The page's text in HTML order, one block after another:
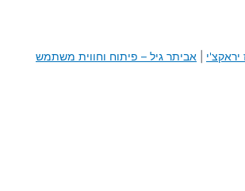
יראקצ'י אביתר גיל – פיתוח וחווית משתמש